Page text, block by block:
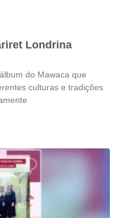
Londrina
do Mawaca que
culturas e tradições